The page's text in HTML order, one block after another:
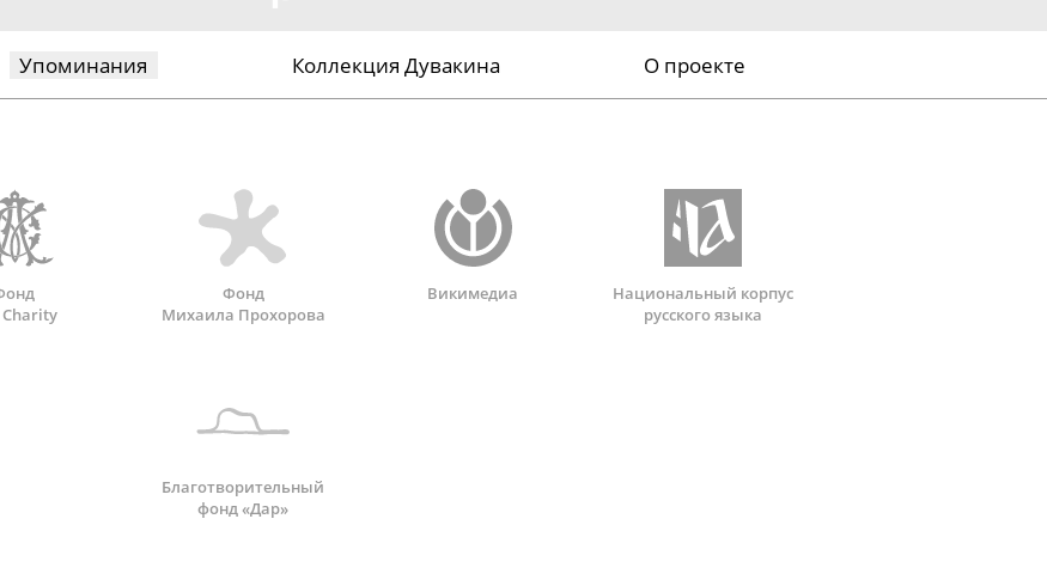
Упоминания Коллекция Дувакина О проекте
Charity
Фонд
Михаила Прохорова
Викимедиа
Национальный корпус
русского языка
Благотворительный
фонд «Дар»